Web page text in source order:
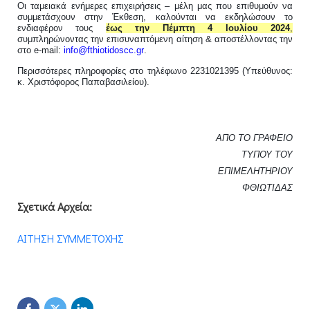
Οι ταμειακά ενήμερες επιχειρήσεις – μέλη μας που επιθυμούν να
συμμετάσχουν στην Έκθεση, καλούνται να εκδηλώσουν το
ενδιαφέρον τους έως την Πέμπτη 4 Ιουλίου 2024,
συμπληρώνοντας την επισυναπτόμενη αίτηση & αποστέλλοντας την
στο e-mail: info@fthiotidoscc.gr.
Περισσότερες πληροφορίες στο τηλέφωνο 2231021395 (Υπεύθυνος:
κ. Χριστόφορος Παπαβασιλείου).
ΑΠΟ ΤΟ ΓΡΑΦΕΙΟ
ΤΥΠΟΥ ΤΟΥ
ΕΠΙΜΕΛΗΤΗΡΙΟΥ
ΦΘΙΩΤΙΔΑΣ
Σχετικά Αρχεία:
ΑΙΤΗΣΗ ΣΥΜΜΕΤΟΧΗΣ